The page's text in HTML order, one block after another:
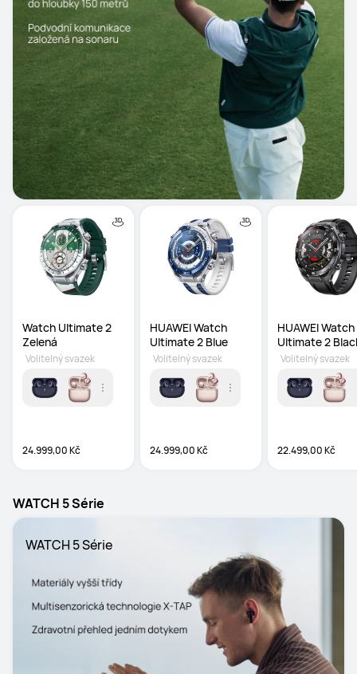
Watch Ultimate 2
Zelená
24.999,00 Kč
Volitelný svazek
HUAWEI Watch
Ultimate 2 Blue
24.999,00 Kč
Volitelný svazek
HUAWEI Watch
Ultimate 2
22.499,00 Kč
Volitelný svazek
WATCH 5 Série
WATCH 5 Série